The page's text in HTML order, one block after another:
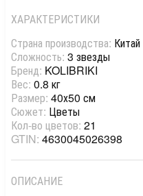
ХАРАКТЕРИСТИКИ
Страна производства: Китай
Сложность: 3 звезды
Бренд: KOLIBRIKI
Вес: 0.8 кг
Размер: 40х50 см
Сюжет: Цветы
Кол-во цветов: 21
GTIN: 4630045026398
ОПИСАНИЕ